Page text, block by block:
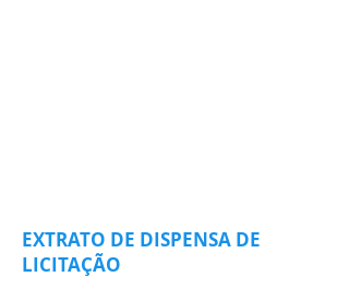
EXTRATO DE DISPENSA DE
LICITAÇÃO